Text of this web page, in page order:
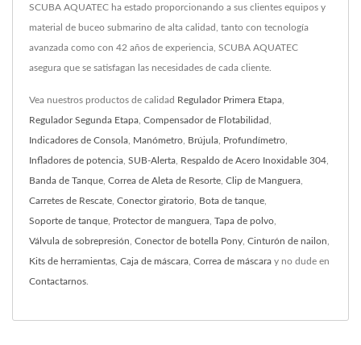
SCUBA AQUATEC ha estado proporcionando a sus clientes equipos y
material de buceo submarino de alta calidad, tanto con tecnología
avanzada como con 42 años de experiencia, SCUBA AQUATEC
asegura que se satisfagan las necesidades de cada cliente.
Vea nuestros productos de calidad Regulador Primera Etapa
Regulador Segunda Etapa Compensador de Flotabilidad
Indicadores de Consola Manómetro Brújula Profundímetro
Infladores de potencia SUB-Alerta Respaldo de Acero Inoxidable 304
Banda de Tanque Correa de Aleta de Resorte Clip de Manguera
Carretes de Rescate Conector giratorio Bota de tanque
Soporte de tanque Protector de manguera Tapa de polvo
Válvula de sobrepresión Conector de botella Pony Cinturón de nailon
Kits de herramientas Caja de máscara Correa de máscara y no dude en
Contactarnos